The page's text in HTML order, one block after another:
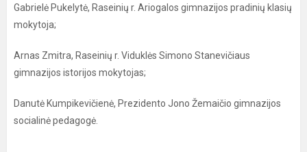
Gabrielė Pukelytė, Raseinių r. Ariogalos gimnazijos pradinių klasių
mokytoja;
Arnas Zmitra, Raseinių r. Viduklės Simono Stanevičiaus
gimnazijos istorijos mokytojas;
Danutė Kumpikevičienė, Prezidento Jono Žemaičio gimnazijos
socialinė pedagogė.